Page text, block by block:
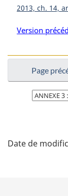
2013, ch. 14,
Version
Page
la
é
Date de